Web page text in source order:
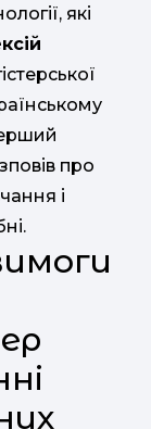
які
про
і